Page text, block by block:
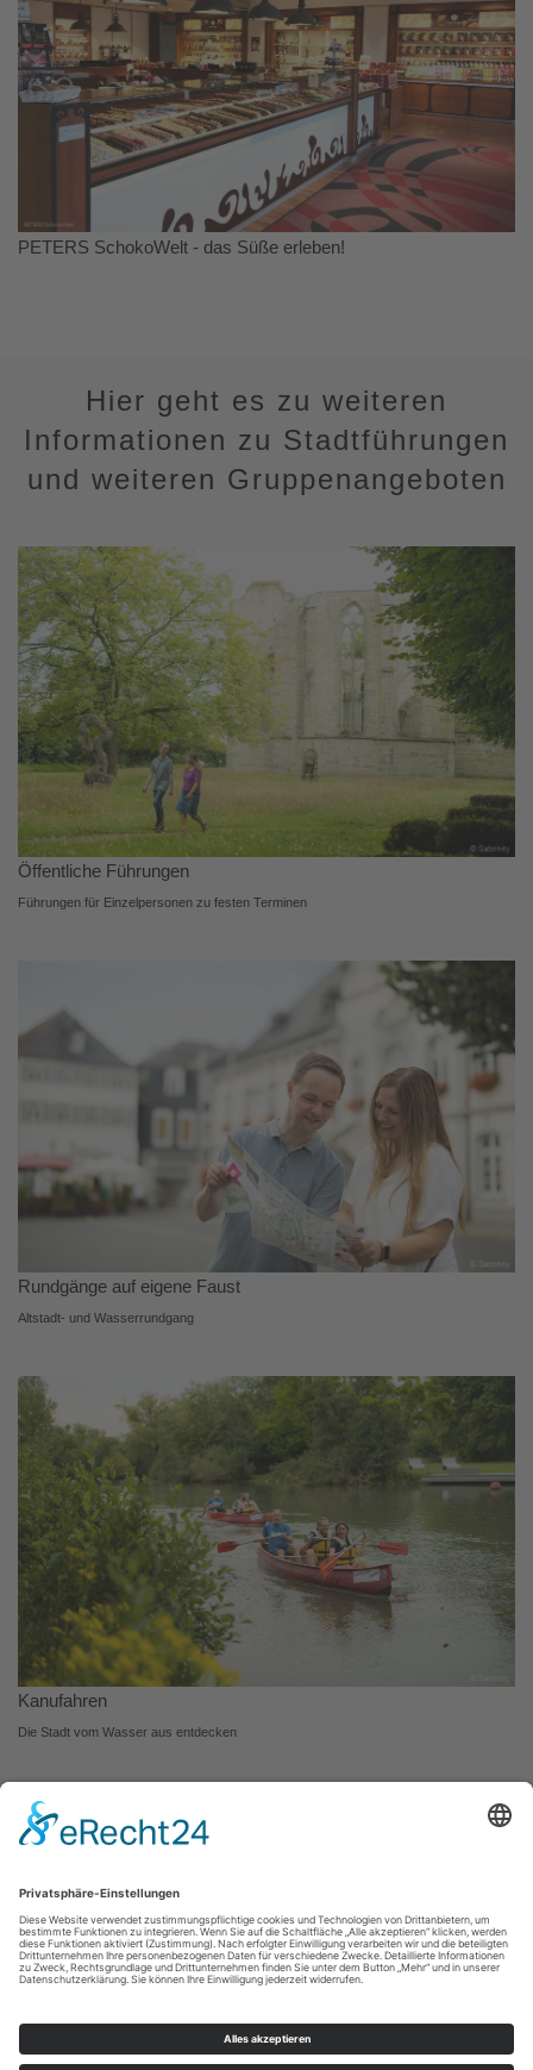
PETERS SchokoWelt - das Süße erleben!
Hier geht es zu weiteren
Informationen zu Stadtführungen
und weiteren Gruppenangeboten
Öffentliche Führungen
Führungen für Einzelpersonen zu festen Terminen
Rundgänge auf eigene Faust
Altstadt- und Wasserrundgang
Kanufahren
Die Stadt vom Wasser aus entdecken
Impressum|Datenschutz|Kontakt|Partner und Netzwerke|Karriere
E: info@kwl-lippstadt.de